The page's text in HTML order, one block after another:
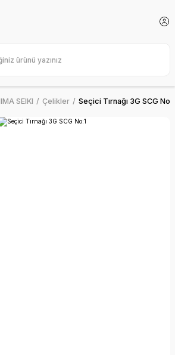
SEIKI Çelikler Seçici Tırnağı 3G SCG No:1